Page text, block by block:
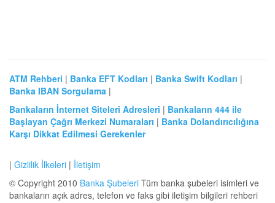
ATM Rehberi | Banka EFT Kodları | Banka Swift Kodları |
Banka IBAN Sorgulama |
Bankaların İnternet Siteleri Adresleri | Bankaların 444 ile
Başlayan Çağrı Merkezi Numaraları | Banka Dolandırıcılığına
Karşı Dikkat Edilmesi Gerekenler
| Gizlilik İlkeleri | İletişim
© Copyright 2010 Banka Şubeleri Tüm banka şubeleri isimleri ve
bankaların açık adres, telefon ve faks gibi iletişim bilgileri rehberi